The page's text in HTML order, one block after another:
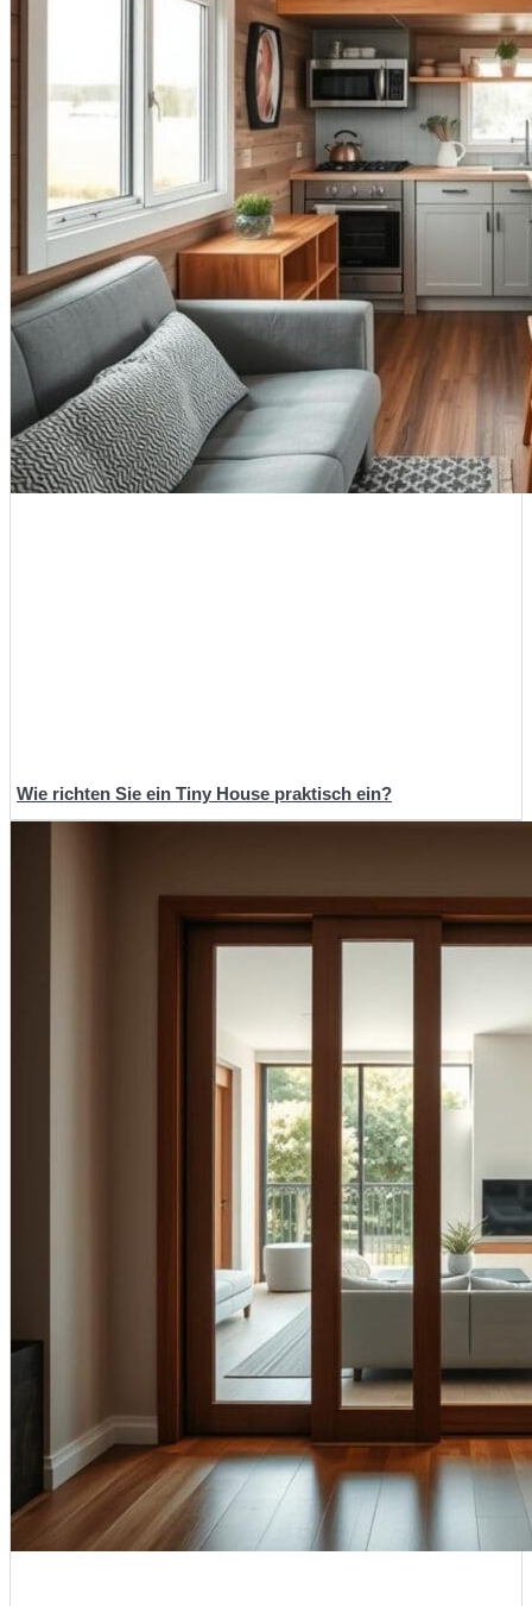
Wie richten Sie ein Tiny House praktisch ein?